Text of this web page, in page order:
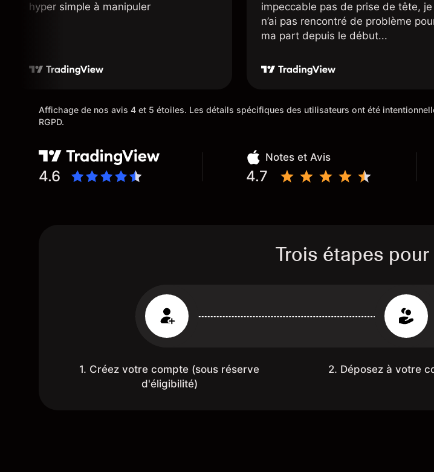
hyper simple à manipuler
impeccable pas de prise de tête, je
n’ai pas rencontré de problème
ma part depuis le début...
Affichage de nos avis 4 et 5 étoiles. Les détails spécifiques des utilisateurs ont été
RGPD.
4.6
Notes et Avis
4.7
Trois étapes
1. Créez votre compte (sous réserve
d'éligibilité)
2. Déposez à votre